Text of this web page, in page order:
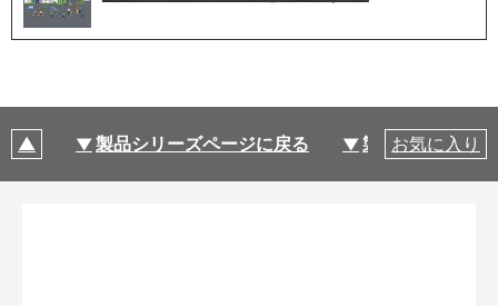
製品シリーズページに戻る 製品仕様
お気に入り